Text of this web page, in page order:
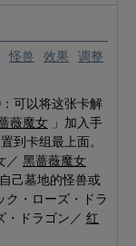
怪兽 效果 调整
可以将这张卡解
薇魔女 」加入手
到卡组最上面。
／ 黑蔷薇魔女
己墓地的怪兽或
・ローズ・ドラ
・ドラゴン／ 红